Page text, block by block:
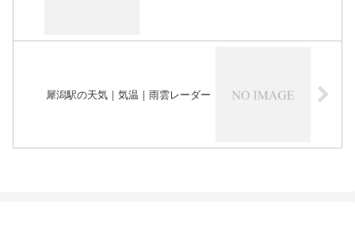
犀潟駅の天気｜気温｜雨雲レーダー